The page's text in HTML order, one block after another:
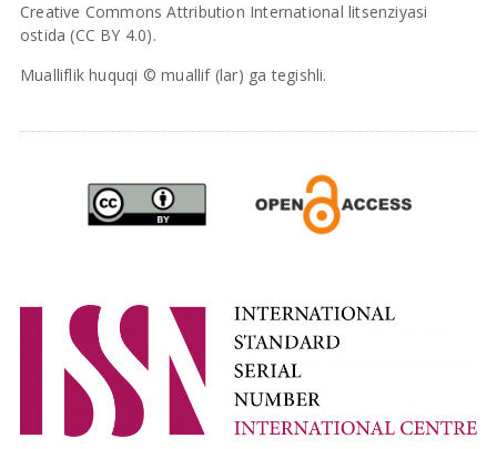
Creative Commons Attribution International litsenziyasi
ostida (CC BY 4.0).
Mualliflik huquqi © muallif (lar) ga tegishli.